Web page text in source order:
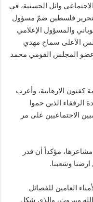
وائل الحسنية، في
لتحرير فلسطين ضمّ مسؤول
والمسؤول الإعلامي
الأعلى سماح مهدي
المجلس القومي محمد
كفتون الارهابية، وأعرب
الرفقاء الذين حموا
الاجتماعيين على مر
مؤكداً أن قدر
وشعبنا.
العامين للفصائل
وبيروت، والذي شكل